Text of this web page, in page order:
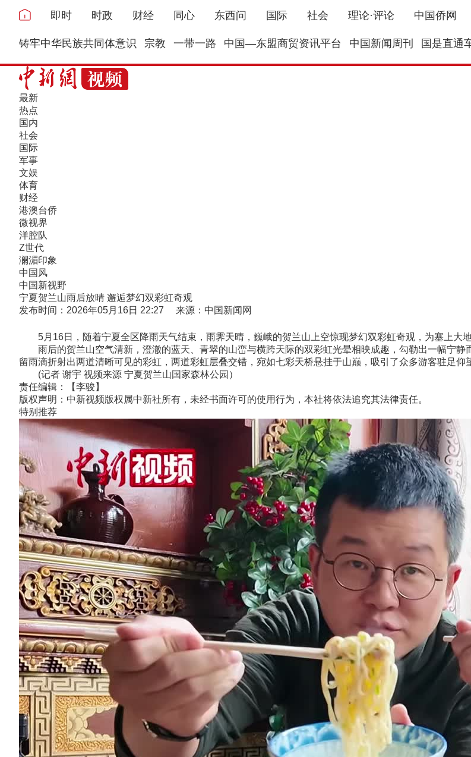
即时 时政 财经 同心 东西问 国际 社会 理论·评论 中国侨网
铸牢中华民族共同体意识 宗教 一带一路 中国—东盟商贸资讯平台 中国新闻周刊 国是直通
最新
热点
国内
社会
国际
军事
文娱
体育
财经
港澳台侨
微视界
洋腔队
Z世代
澜湄印象
中国风
中国新视野
宁夏贺兰山雨后放晴 邂逅梦幻双彩虹奇观
发布时间：2026年05月16日 22:27 来源：中国新闻网
5月16日，随着宁夏全区降雨天气结束，雨霁天晴，巍峨的贺兰山上空惊现梦幻双彩虹奇观，为塞上大地
雨后的贺兰山空气清新，澄澈的蓝天、青翠的山峦与横跨天际的双彩虹光晕相映成趣，勾勒出一幅宁静
留雨滴折射出两道清晰可见的彩虹，两道彩虹层叠交错，宛如七彩天桥悬挂于山巅，吸引了众多游客驻足仰
(记者 谢宇 视频来源 宁夏贺兰山国家森林公园）
责任编辑：【李骏】
版权声明：中新视频版权属中新社所有，未经书面许可的使用行为，本社将依法追究其法律责任。
特别推荐